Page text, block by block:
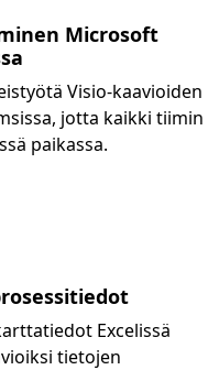
Microsoft
Visio-kaavioiden
jotta kaikki tiimin
paikassa.
Excelissä
tietojen